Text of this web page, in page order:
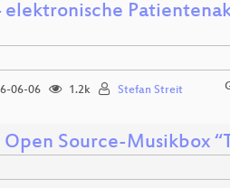
06-06 1.2k Stefan Streit
Source-Musikbox